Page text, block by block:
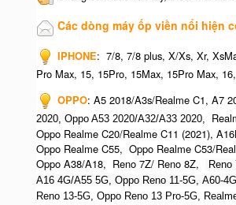
Các dòng máy ốp viền nổi hiện
IPHONE: 7/8, 7/8 plus, X/Xs, Xr,
Pro Max, 15, 15Pro, 15Max, 15Pro Max,
OPPO: A5 2018/A3s/Realme C1, A7
2020, Oppo A53 2020/A32/A33 2020,
Oppo Realme C20/Realme C11 (2021),
Oppo Realme C55, Oppo Realme C53/
Oppo A38/A18, Reno 7Z/ Reno 8Z,
A16 4G/A55 5G, Oppo Reno 11-5G, A60-
Reno 13-5G, Oppo Reno 13 Pro-5G,